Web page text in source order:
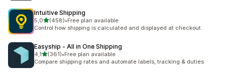
Intuitive Shipping
5,0av 5 stjerner
(458)
Totalt 458 omtaler
•Free plan available
Control how shipping is calculated and displayed at checkout.
Easyship ‑ All in One Shipping
4,1av 5 stjerner
(361)
Totalt 361 omtaler
•Free plan available
Compare shipping rates and automate labels, tracking & duties